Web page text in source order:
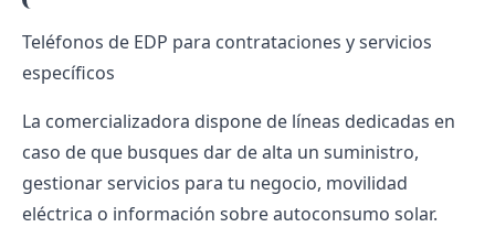
Teléfonos de EDP para contrataciones y servicios
específicos
La comercializadora dispone de líneas dedicadas en
caso de que busques dar de alta un suministro,
gestionar servicios para tu negocio, movilidad
eléctrica o información sobre autoconsumo solar.